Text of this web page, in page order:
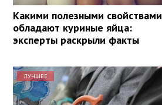
Какими полезными свойствами
обладают куриные яйца:
эксперты раскрыли факты
ЛУЧШЕЕ